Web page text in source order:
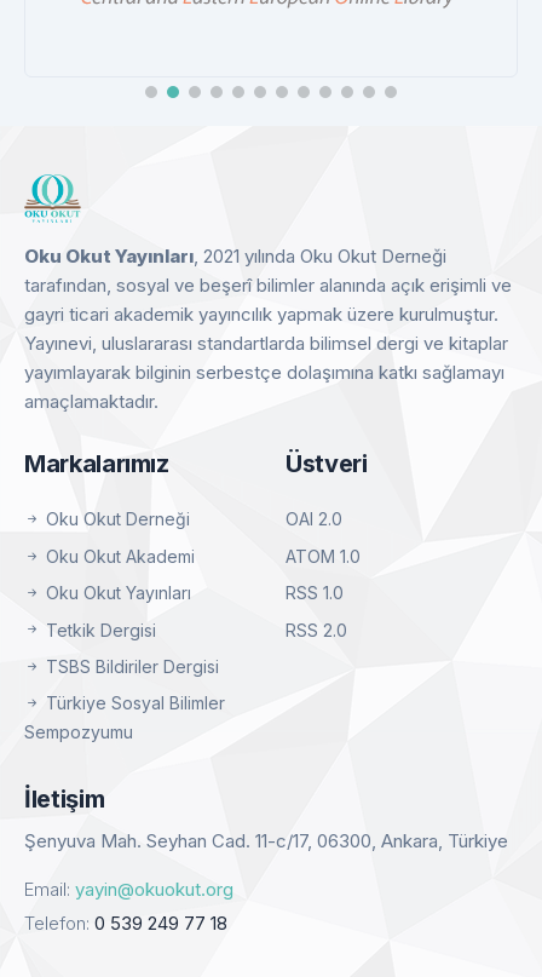
Oku Okut Yayınları, 2021 yılında Oku Okut Derneği
tarafından, sosyal ve beşerî bilimler alanında açık erişimli ve
gayri ticari akademik yayıncılık yapmak üzere kurulmuştur.
Yayınevi, uluslararası standartlarda bilimsel dergi ve kitaplar
yayımlayarak bilginin serbestçe dolaşımına katkı sağlamayı
amaçlamaktadır.
Markalarımız
Oku Okut Derneği
Oku Okut Akademi
Oku Okut Yayınları
Tetkik Dergisi
TSBS Bildiriler Dergisi
Türkiye Sosyal Bilimler
Sempozyumu
Üstveri
OAI 2.0
ATOM 1.0
RSS 1.0
RSS 2.0
İletişim
Şenyuva Mah. Seyhan Cad. 11-c/17, 06300, Ankara, Türkiye
Email: yayin@okuokut.org
Telefon: 0 539 249 77 18